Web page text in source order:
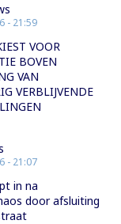
- 21:59
VOOR
BOVEN
VAN
VERBLIJVENDE
- 21:07
in na
door afsluiting